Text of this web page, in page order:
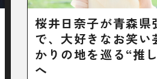
桜井日奈子が青森県
で、大好きなお笑い
かりの地を巡る“推
へ